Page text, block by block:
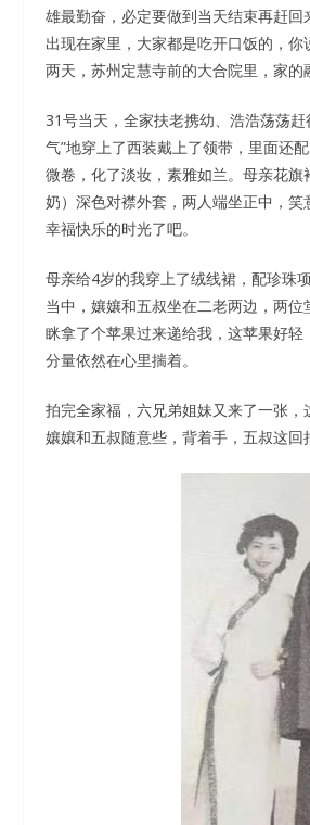
雄最勤奋，必定要做到当天结束再赶
出现在家里，大家都是吃开口饭的，
两天，苏州定慧寺前的大合院里，家的
31号当天，全家扶老携幼、浩浩荡荡
气”地穿上了西装戴上了领带，里面还
微卷，化了淡妆，素雅如兰。母亲花
奶）深色对襟外套，两人端坐正中，
幸福快乐的时光了吧。
母亲给4岁的我穿上了绒线裙，配珍珠
当中，孃孃和五叔坐在二老两边，两
眯拿了个苹果过来递给我，这苹果好
分量依然在心里揣着。
拍完全家福，六兄弟姐妹又来了一张
孃孃和五叔随意些，背着手，五叔这回